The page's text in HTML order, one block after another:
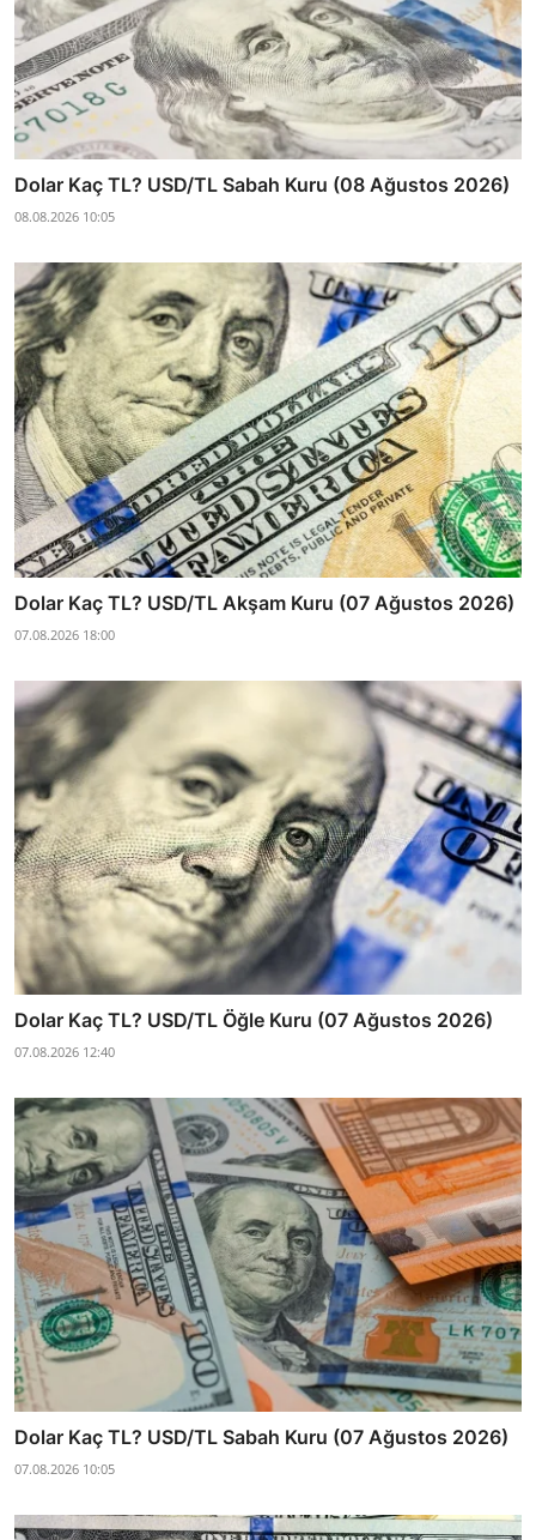
Dolar Kaç TL? USD/TL Sabah Kuru (08 Ağustos 2026)
08.08.2026 10:05
Dolar Kaç TL? USD/TL Akşam Kuru (07 Ağustos 2026)
07.08.2026 18:00
Dolar Kaç TL? USD/TL Öğle Kuru (07 Ağustos 2026)
07.08.2026 12:40
Dolar Kaç TL? USD/TL Sabah Kuru (07 Ağustos 2026)
07.08.2026 10:05